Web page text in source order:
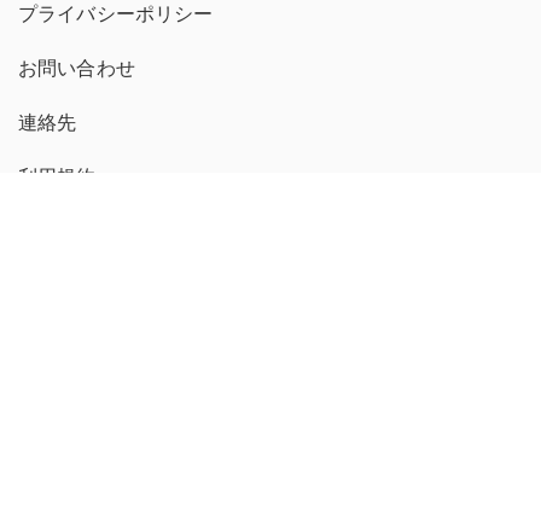
プライバシーポリシー
お問い合わせ
連絡先
利用規約